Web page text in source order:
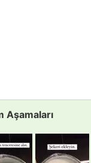
Aşamaları